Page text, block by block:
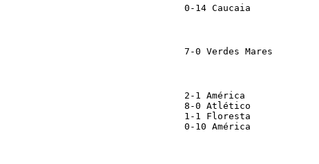
0-
7-0
Caucaia
Tiradentes
Tiradentes
Atlético                                       0-